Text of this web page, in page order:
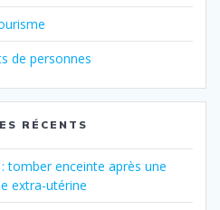
de personnes
RÉCENTS
tomber enceinte après une
extra-utérine